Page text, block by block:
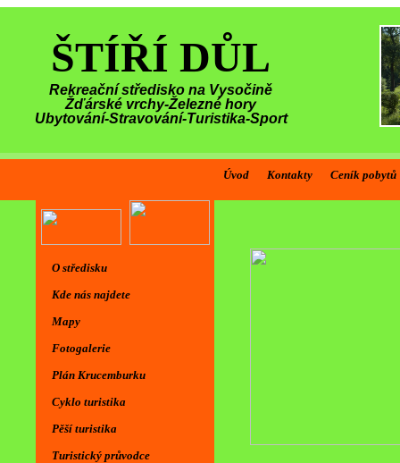
ŠTÍŘÍ DŮL
Rekreační středisko na Vysočině
Žďárské vrchy-Železné hory
Ubytování-Stravování-Turistika-Sport
Úvod Kontakty Ceník pobytů
O středisku
Kde nás najdete
Mapy
Fotogalerie
Plán Krucemburku
Cyklo turistika
Pěší turistika
Turistický průvodce